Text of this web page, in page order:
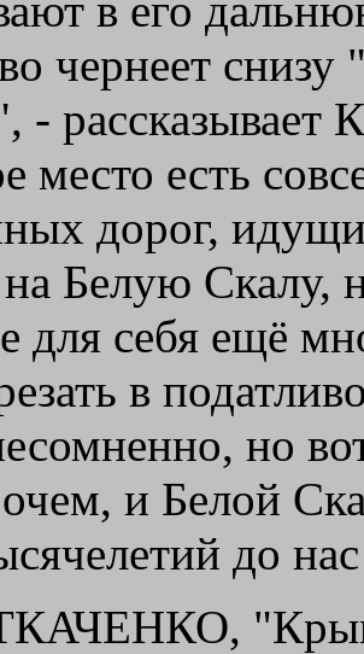
чернеет
рассказывает
место есть
дорог,
Белую Скалу,
для себя ещё
в
но
и Белой
до